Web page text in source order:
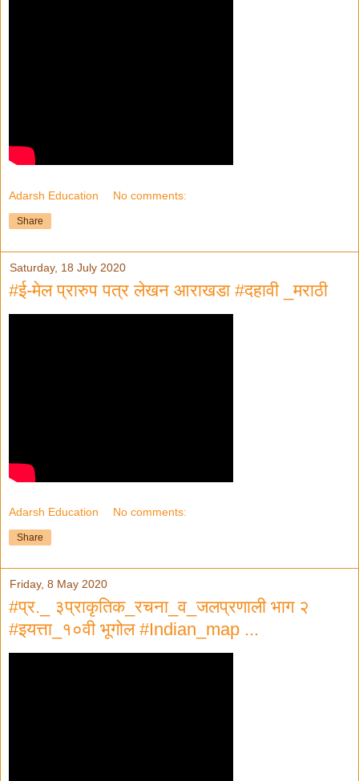
Adarsh Education No comments:
Share
Saturday, 18 July 2020
#ई-मेल प्रारुप पत्र लेखन आराखडा #दहावी _मराठी
Adarsh Education No comments:
Share
Friday, 8 May 2020
#प्र._ ३प्राकृतिक_रचना_व_जलप्रणाली भाग २
#इयत्ता_१०वी भूगोल #Indian_map ...